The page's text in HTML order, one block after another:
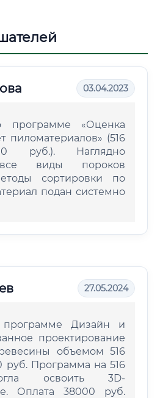
03.04.2023
программе «Оценка
пиломатериалов» (516
руб.). Наглядно
виды пороков
сортировки по
подан системно
27.05.2024
Дизайн и
проектирование
объемом 516
руб. Программа на 516
освоить 3D-
Оплата 38000 руб.